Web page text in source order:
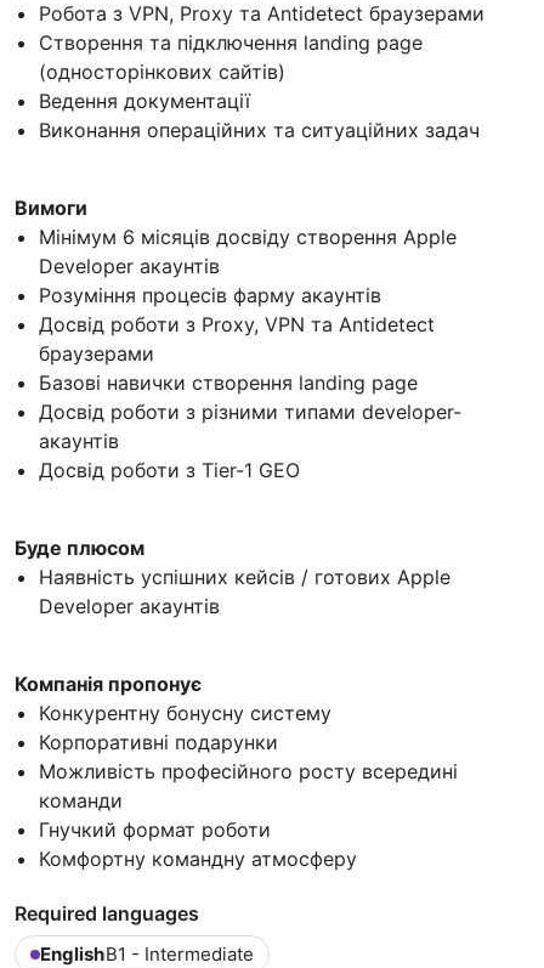
Робота з VPN, Proxy та Antidetect браузерами
Створення та підключення landing page
(односторінкових сайтів)
Ведення документації
Виконання операційних та ситуаційних задач
Вимоги
Мінімум 6 місяців досвіду створення Apple
Developer акаунтів
Розуміння процесів фарму акаунтів
Досвід роботи з Proxy, VPN та Antidetect
браузерами
Базові навички створення landing page
Досвід роботи з різними типами developer-
акаунтів
Досвід роботи з Tier-1 GEO
Буде плюсом
Наявність успішних кейсів / готових Apple
Developer акаунтів
Компанія пропонує
Конкурентну бонусну систему
Корпоративні подарунки
Можливість професійного росту всередині
команди
Гнучкий формат роботи
Комфортну командну атмосферу
Required languages
EnglishB1 - Intermediate